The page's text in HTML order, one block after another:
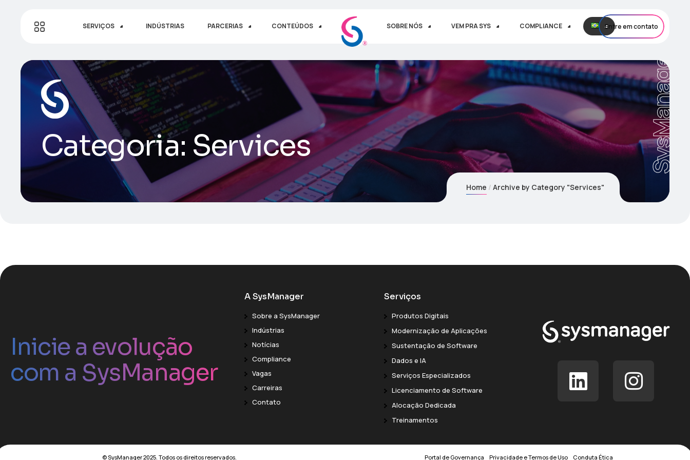
SERVIÇOS INDÚSTRIAS PARCERIAS CONTEÚDOS SOBRE NÓS VEM PRA SYS COMPLIANCE Entre em contato
Categoria: Services SysManager
Home Archive by Category "Services"
Inicie a evolução
com a SysManager
A SysManager
Sobre a SysManager
Indústrias
Notícias
Compliance
Vagas
Carreiras
Contato
Serviços
Produtos Digitais
Modernização de Aplicações
Sustentação de Software
Dados e IA
Serviços Especializados
Licenciamento de Software
Alocação Dedicada
Treinamentos
© SysManager 2025. Todos os direitos reservados. Portal de Governança Privacidade e Termos de Uso Conduta Ética